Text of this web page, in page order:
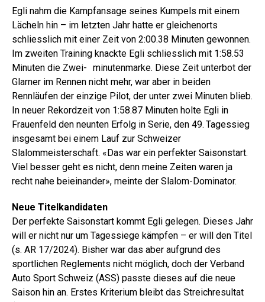
Egli nahm die Kampfansage seines Kumpels mit einem
Lächeln hin – im letzten Jahr hatte er gleichenorts
schliesslich mit einer Zeit von 2:00.38 Minuten gewonnen.
Im zweiten Training knackte Egli schliesslich mit 1:58.53
Minuten die Zwei- minutenmarke. Diese Zeit unterbot der
Glarner im Rennen nicht mehr, war aber in beiden
Rennläufen der einzige Pilot, der unter zwei Minuten blieb.
In neuer Rekordzeit von 1:58.87 Minuten holte Egli in
Frauenfeld den neunten Erfolg in Serie, den 49. Tagessieg
insgesamt bei einem Lauf zur Schweizer
Slalommeisterschaft. «Das war ein perfekter Saisonstart.
Viel besser geht es nicht, denn meine Zeiten waren ja
recht nahe beieinander», meinte der Slalom-Dominator.
Neue Titelkandidaten
Der perfekte Saisonstart kommt Egli gelegen. Dieses Jahr
will er nicht nur um Tagessiege kämpfen – er will den Titel
(s. AR 17/2024). Bisher war das aber aufgrund des
sportlichen Reglements nicht möglich, doch der Verband
Auto Sport Schweiz (ASS) passte dieses auf die neue
Saison hin an. Erstes Kriterium bleibt das Streichresultat